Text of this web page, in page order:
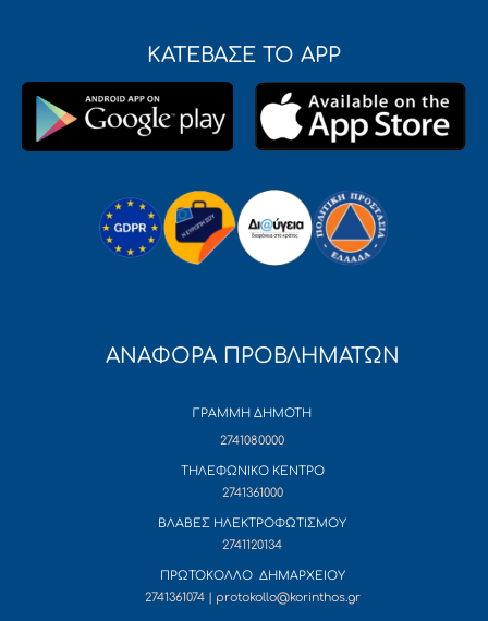
ΚΑΤΕΒΑΣΕ ΤΟ APP
ΑΝΑΦΟΡΑ ΠΡΟΒΛΗΜΑΤΩΝ
ΓΡΑΜΜΗ ΔΗΜΟΤΗ
2741080000
ΤΗΛΕΦΩΝΙΚΟ ΚΕΝΤΡΟ
2741361000
ΒΛΑΒΕΣ ΗΛΕΚΤΡΟΦΩΤΙΣΜΟΥ
2741120134
ΠΡΩΤΟΚΟΛΛΟ ΔΗΜΑΡΧΕΙΟΥ
2741361074 | protokollo@korinthos.gr